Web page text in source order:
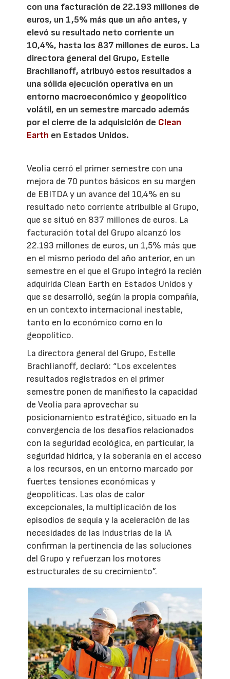
con una facturación de 22.193 millones de
euros, un 1,5% más que un año antes, y
elevó su resultado neto corriente un
10,4%, hasta los 837 millones de euros. La
directora general del Grupo, Estelle
Brachlianoff, atribuyó estos resultados a
una sólida ejecución operativa en un
entorno macroeconómico y geopolítico
volátil, en un semestre marcado además
por el cierre de la adquisición de Clean
Earth en Estados Unidos.
Veolia cerró el primer semestre con una
mejora de 70 puntos básicos en su margen
de EBITDA y un avance del 10,4% en su
resultado neto corriente atribuible al Grupo,
que se situó en 837 millones de euros. La
facturación total del Grupo alcanzó los
22.193 millones de euros, un 1,5% más que
en el mismo periodo del año anterior, en un
semestre en el que el Grupo integró la recién
adquirida Clean Earth en Estados Unidos y
que se desarrolló, según la propia compañía,
en un contexto internacional inestable,
tanto en lo económico como en lo
geopolítico.
La directora general del Grupo, Estelle
Brachlianoff, declaró: “Los excelentes
resultados registrados en el primer
semestre ponen de manifiesto la capacidad
de Veolia para aprovechar su
posicionamiento estratégico, situado en la
convergencia de los desafíos relacionados
con la seguridad ecológica, en particular, la
seguridad hídrica, y la soberanía en el acceso
a los recursos, en un entorno marcado por
fuertes tensiones económicas y
geopolíticas. Las olas de calor
excepcionales, la multiplicación de los
episodios de sequía y la aceleración de las
necesidades de las industrias de la IA
confirman la pertinencia de las soluciones
del Grupo y refuerzan los motores
estructurales de su crecimiento”.